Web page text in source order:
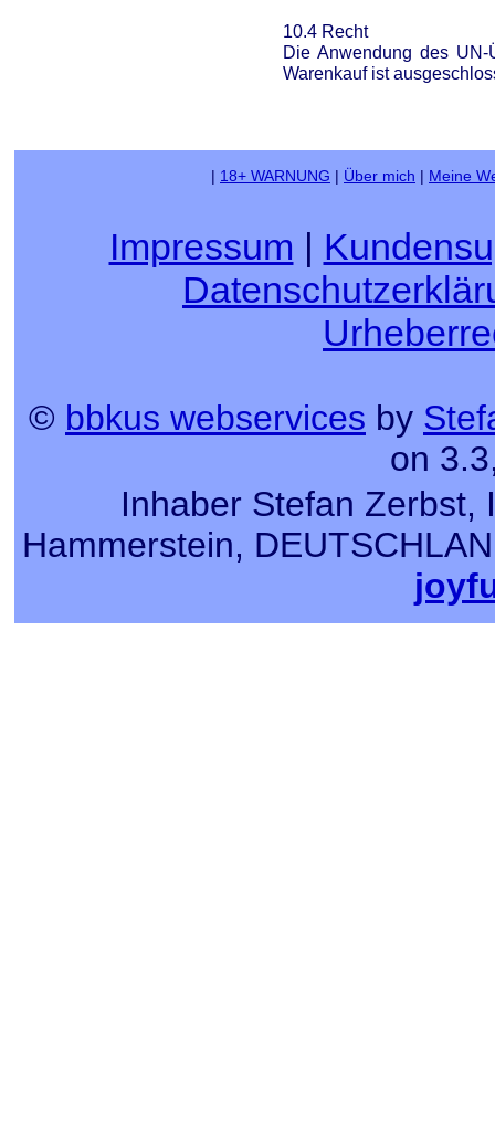
10.4 Recht
Die Anwendung des UN-
Warenkauf ist
| 18+ WARNUNG | Über mich | Meine
Impressum
© bbkus webservices by
on
Inhaber Stefan Zerbst,
Hammerstein,